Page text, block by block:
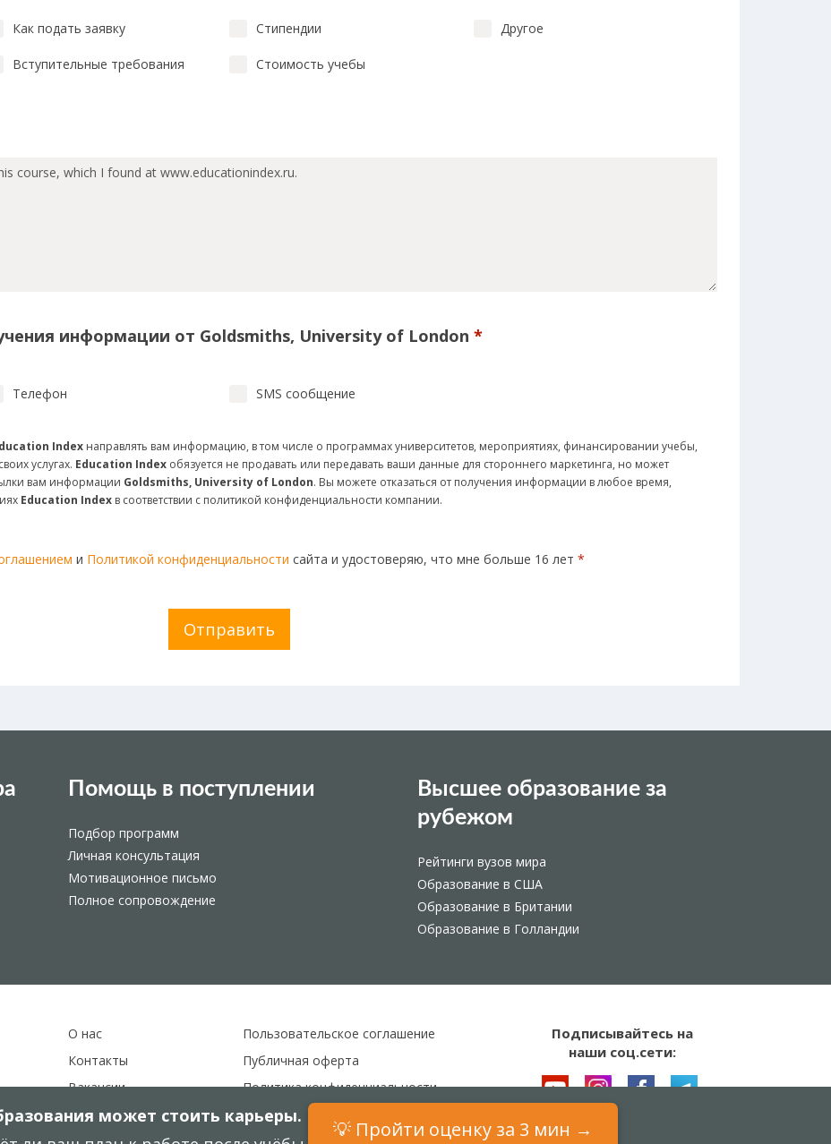
Как подать заявку Стипендии Другое
Вступительные требования Стоимость учебы
информации от Goldsmiths, University of London *
Телефон SMS сообщение
Index направлять вам информацию, в том числе о программах университетов, мероприятиях, финансировании учебы,
услугах. Education Index обязуется не продавать или передавать ваши данные для стороннего маркетинга, но может
вам информации Goldsmiths, University of London. Вы можете отказаться от получения информации в любое время,
Education Index в соответствии с политикой конфиденциальности компании.
и Политикой конфиденциальности сайта и удостоверяю, что мне больше 16 лет *
Отправить
Помощь в поступлении
Подбор программ
Личная консультация
Мотивационное письмо
Полное сопровождение
Высшее образование за
рубежом
Рейтинги вузов мира
Образование в США
Образование в Британии
Образование в Голландии
О нас
Контакты
Вакансии
Карта сайта
Пользовательское соглашение
Публичная оферта
Политика конфиденциальности
Подписывайтесь на
наши соц.сети:
может стоить карьеры.
💡 Пройти оценку за 3 мин →